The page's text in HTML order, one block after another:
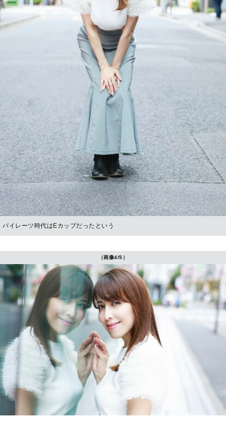
パイレーツ時代はEカップだったという
（画像4/5）